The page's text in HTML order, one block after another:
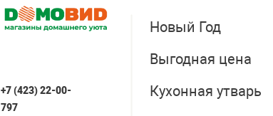
+7 (423) 22-00-
797
Новый Год
Выгодная цена
Кухонная утварь